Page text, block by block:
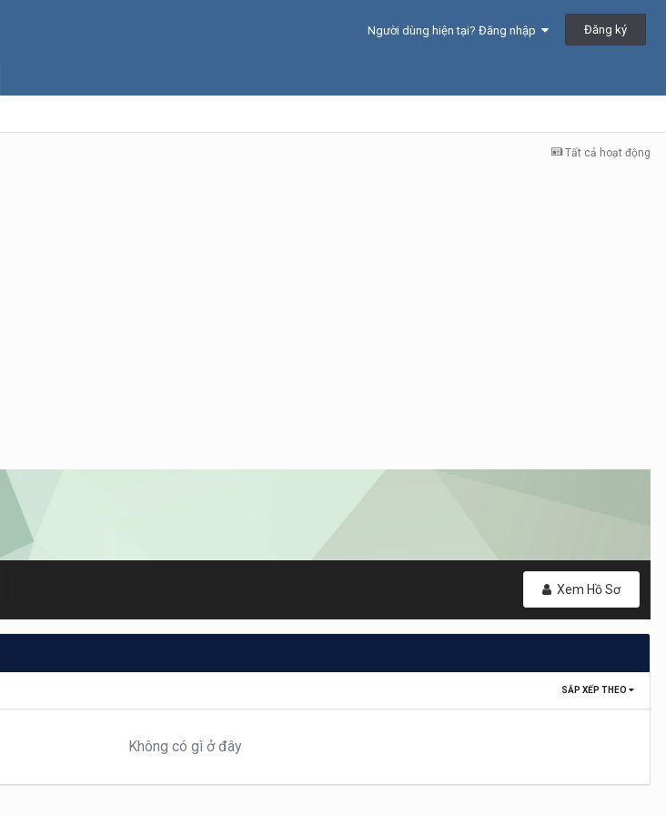
Người dùng hiện tại? Đăng nhập Đăng ký
Tất cả hoạt động
Xem Hồ Sơ
SẮP XẾP THEO
Không có gì ở đây